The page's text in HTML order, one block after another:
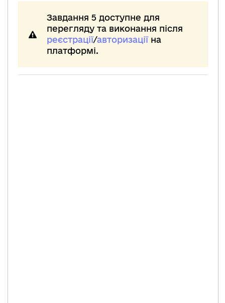
Завдання 5 доступне для
перегляду та виконання після
реєстрації/авторизаціїна
платформі.